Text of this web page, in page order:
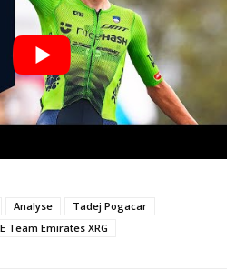
Analyse
Tadej Pogacar
Team Emirates XRG